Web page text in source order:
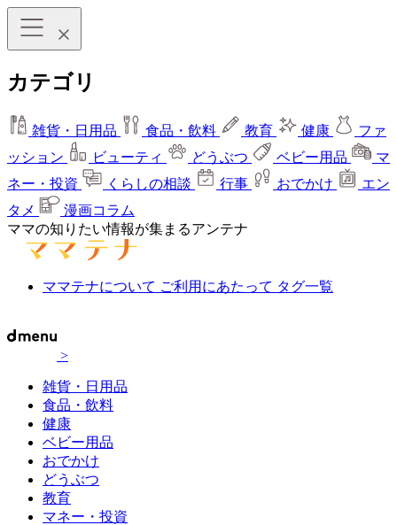
カテゴリ
雑貨・日用品 食品・飲料 教育 健康
ファ
ッション
ビューティ どうぶつ ベビー用品
マ
ネー・投資
くらしの相談 行事 おでかけ
エン
タメ
漫画コラム
ママの知りたい情報が集まるアンテナ
ママテナについて ご利用にあたって タグ一覧
>
雑貨・日用品
食品・飲料
健康
ベビー用品
おでかけ
どうぶつ
教育
マネー・投資